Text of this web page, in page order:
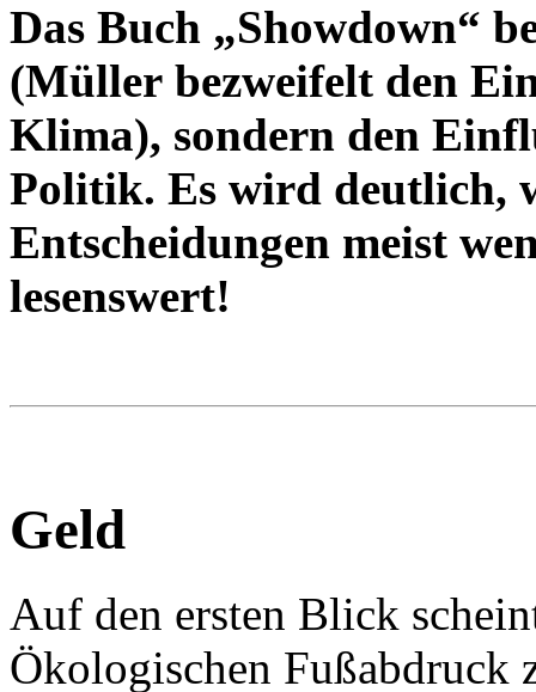
Das Buch „Showdown“
(Müller bezweifelt den
Klima), sondern den
Politik. Es wird deutlich,
Entscheidungen meist
lesenswert!
Geld
Auf den ersten Blick
Ökologischen Fußabdruck